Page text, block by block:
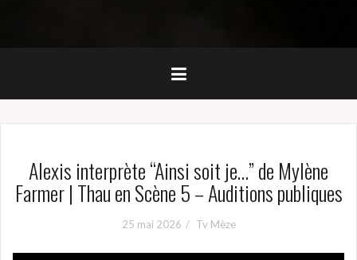
Alexis interprète “Ainsi soit je…” de Mylène
Farmer | Thau en Scène 5 – Auditions publiques
25 mai 2026 Tv Mèze